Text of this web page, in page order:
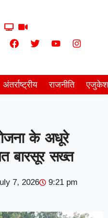
अंतर्राष्ट्रीय राजनीति
के अधूरे
बारसूर सख्त
7, 2026
9:21 pm